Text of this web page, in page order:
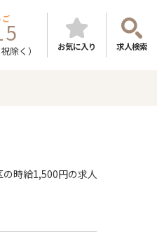
除く） お気に入り 求人検索
時給1,500円の求人